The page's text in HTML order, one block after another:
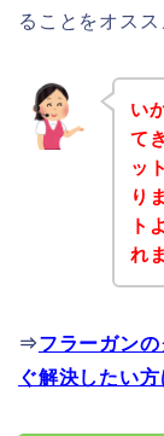
ることをオスス
い
て
ッ
り
ト
れ
⇒フラーガン
ぐ解決したい方